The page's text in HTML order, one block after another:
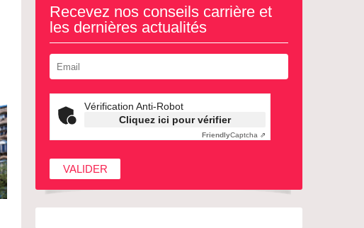
Recevez nos conseils carrière et
les dernières actualités
Vérification Anti-Robot
Cliquez ici pour vérifier
FriendlyCaptcha ⇗